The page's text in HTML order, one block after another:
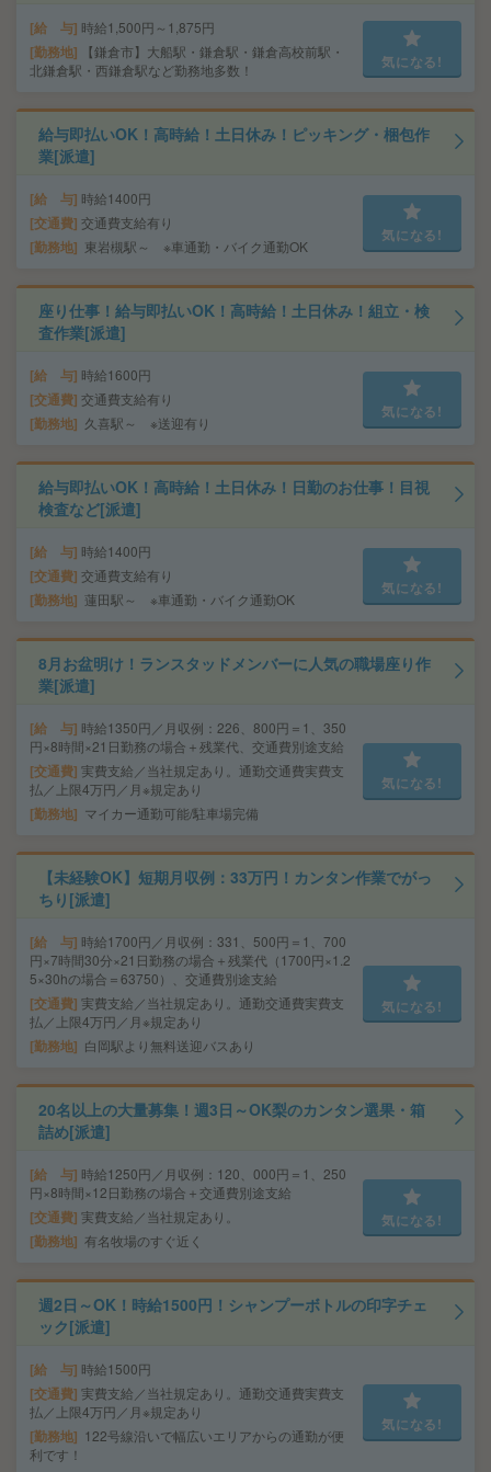
給 与 時給1,500円～1,875円
勤務地
【鎌倉市】大船駅・鎌倉駅・鎌倉高校前駅・
北鎌倉駅・西鎌倉駅など勤務地多数！
気になる!
給与即払いOK！高時給！土日休み！ピッキング・梱包作
業[派遣]
給 与 時給1400円
交通費 交通費支給有り
勤務地 東岩槻駅～ ※車通勤・バイク通勤OK
気になる!
座り仕事！給与即払いOK！高時給！土日休み！組立・検
査作業[派遣]
給 与 時給1600円
交通費 交通費支給有り
勤務地 久喜駅～ ※送迎有り
気になる!
給与即払いOK！高時給！土日休み！日勤のお仕事！目視
検査など[派遣]
給 与 時給1400円
交通費 交通費支給有り
勤務地 蓮田駅～ ※車通勤・バイク通勤OK
気になる!
8月お盆明け！ランスタッドメンバーに人気の職場座り作
業[派遣]
給 与 時給1350円／月収例：226、800円＝1、350
円×8時間×21日勤務の場合＋残業代、交通費別途支給
交通費 実費支給／当社規定あり。通勤交通費実費支
払／上限4万円／月※規定あり
勤務地 マイカー通勤可能/駐車場完備
気になる!
【未経験OK】短期月収例：33万円！カンタン作業でがっ
ちり[派遣]
給 与 時給1700円／月収例：331、500円＝1、700
円×7時間30分×21日勤務の場合＋残業代（1700円×1.2
5×30hの場合＝63750）、交通費別途支給
交通費 実費支給／当社規定あり。通勤交通費実費支
払／上限4万円／月※規定あり
勤務地 白岡駅より無料送迎バスあり
気になる!
20名以上の大量募集！週3日～OK梨のカンタン選果・箱
詰め[派遣]
給 与 時給1250円／月収例：120、000円＝1、250
円×8時間×12日勤務の場合＋交通費別途支給
交通費 実費支給／当社規定あり。
勤務地 有名牧場のすぐ近く
気になる!
週2日～OK！時給1500円！シャンプーボトルの印字チェ
ック[派遣]
給 与 時給1500円
交通費 実費支給／当社規定あり。通勤交通費実費支
払／上限4万円／月※規定あり
勤務地
122号線沿いで幅広いエリアからの通勤が便
利です！
気になる!